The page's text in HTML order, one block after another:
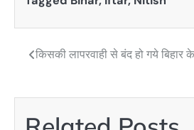
Postकिसकी लापरवाही से बंद हो गये